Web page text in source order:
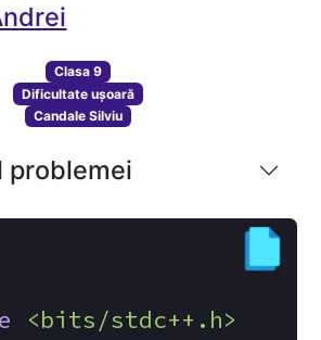
Clasa 9
Dificultate ușoară
Candale Silviu
problemei
<bits/stdc++.h>